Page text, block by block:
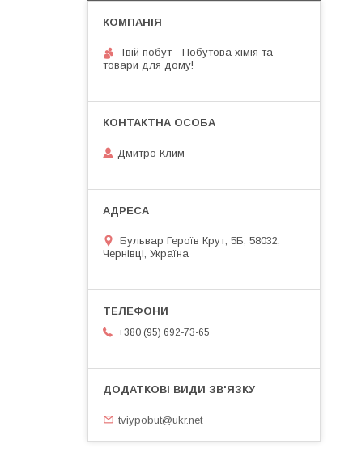
Твій побут - Побутова хімія та
товари для дому!
Дмитро Клим
Бульвар Героїв Крут, 5Б, 58032,
Чернівці, Україна
+380 (95) 692-73-65
tviypobut@ukr.net